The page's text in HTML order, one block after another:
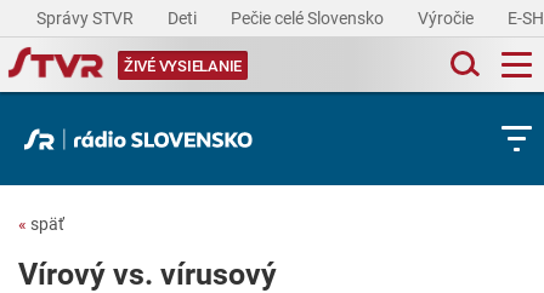
Správy STVR Deti Pečie celé Slovensko Výročie E-
ŽIVÉ VYSIELANIE
« späť
Vírový vs. vírusový